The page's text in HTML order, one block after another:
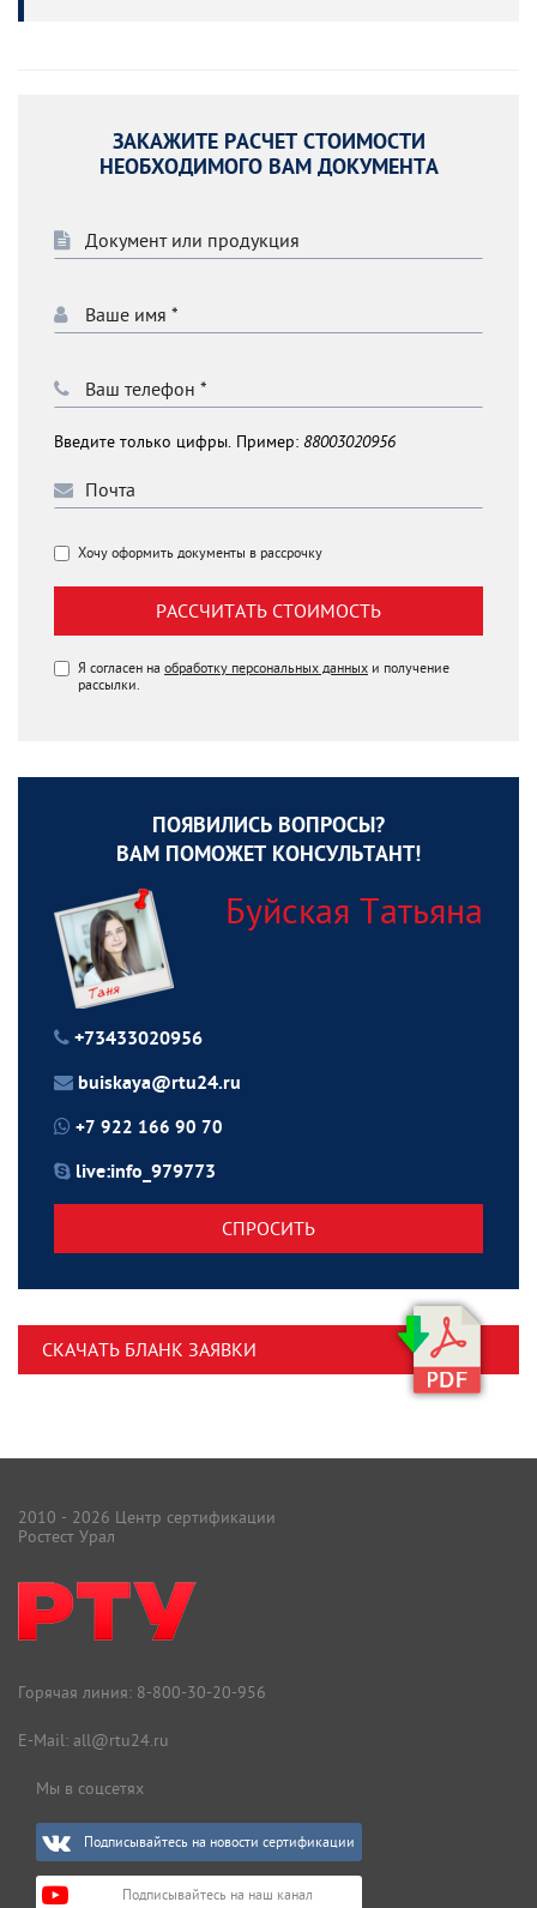
ЗАКАЖИТЕ РАСЧЕТ СТОИМОСТИ
НЕОБХОДИМОГО ВАМ ДОКУМЕНТА
Введите только цифры. Пример: 88003020956
Хочу оформить документы в рассрочку
РАССЧИТАТЬ СТОИМОСТЬ
Я согласен на обработку персональных данных и получение
рассылки.
ПОЯВИЛИСЬ ВОПРОСЫ?
ВАМ ПОМОЖЕТ КОНСУЛЬТАНТ!
Буйская Татьяна
+73433020956
buiskaya@rtu24.ru
+7 922 166 90 70
live:info_979773
СПРОСИТЬ
СКАЧАТЬ БЛАНК ЗАЯВКИ
2010 - 2026 Центр сертификации
Ростест Урал
Горячая линия: 8-800-30-20-956
E-Mail: all@rtu24.ru
Мы в соцсетях
Подписывайтесь на новости сертификации
Подписывайтесь на наш канал